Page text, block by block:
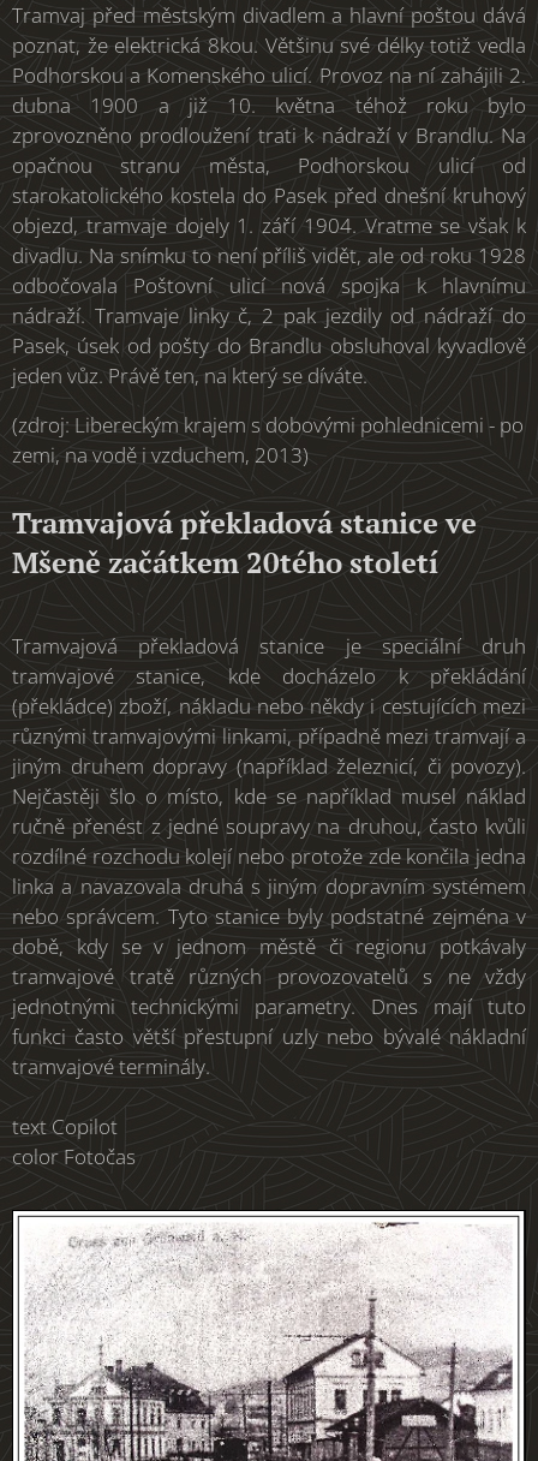
Tramvaj před městským divadlem a hlavní poštou dává
poznat, že elektrická 8kou. Většinu své délky totiž vedla
Podhorskou a Komenského ulicí. Provoz na ní zahájili 2.
dubna 1900 a již 10. května téhož roku bylo
zprovozněno prodloužení trati k nádraží v Brandlu. Na
opačnou stranu města, Podhorskou ulicí od
starokatolického kostela do Pasek před dnešní kruhový
objezd, tramvaje dojely 1. září 1904. Vratme se však k
divadlu. Na snímku to není příliš vidět, ale od roku 1928
odbočovala Poštovní ulicí nová spojka k hlavnímu
nádraží. Tramvaje linky č, 2 pak jezdily od nádraží do
Pasek, úsek od pošty do Brandlu obsluhoval kyvadlově
jeden vůz. Právě ten, na který se díváte.
(zdroj: Libereckým krajem s dobovými pohlednicemi - po
zemi, na vodě i vzduchem, 2013)
Tramvajová překladová stanice ve
Mšeně začátkem 20tého století
Tramvajová překladová stanice je speciální druh
tramvajové stanice, kde docházelo k překládání
(překládce) zboží, nákladu nebo někdy i cestujících mezi
různými tramvajovými linkami, případně mezi tramvají a
jiným druhem dopravy (například železnicí, či povozy).
Nejčastěji šlo o místo, kde se například musel náklad
ručně přenést z jedné soupravy na druhou, často kvůli
rozdílné rozchodu kolejí nebo protože zde končila jedna
linka a navazovala druhá s jiným dopravním systémem
nebo správcem. Tyto stanice byly podstatné zejména v
době, kdy se v jednom městě či regionu potkávaly
tramvajové tratě různých provozovatelů s ne vždy
jednotnými technickými parametry. Dnes mají tuto
funkci často větší přestupní uzly nebo bývalé nákladní
tramvajové terminály.
text Copilot
color Fotočas